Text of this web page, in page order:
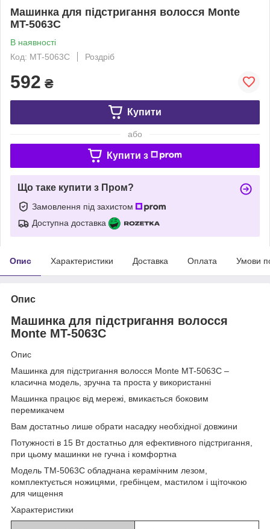
Машинка для підстригання волосся Monte
MT-5063C
В наявності
Код: MT-5063C
Роздріб
592 ₴
Купити
або
Купити з
Що таке купити з Пром?
Замовлення під захистом
Доступна доставка
Опис Характеристики Доставка Оплата Умови
Опис
Машинка для підстригання волосся
Monte MT-5063C
Опис
Машинка для підстригання волосся Monte MT-5063C –
класична модель, зручна та проста у використанні
Машинка працює від мережі, вмикається боковим
перемикачем
Вам достатньо лише обрати насадку необхідної довжини
Потужності в 15 Вт достатньо для ефективного підстригання,
при цьому машинки не гучна і комфортна
Модель TM-5063C обладнана керамічним лезом,
комплектується ножицями, гребінцем, мастилом і щіточкою
для чищення
Характеристики